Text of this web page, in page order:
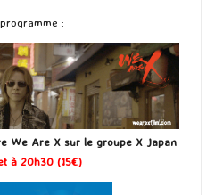
:
We Are X sur le groupe X Japan
à 20h30 (15€)